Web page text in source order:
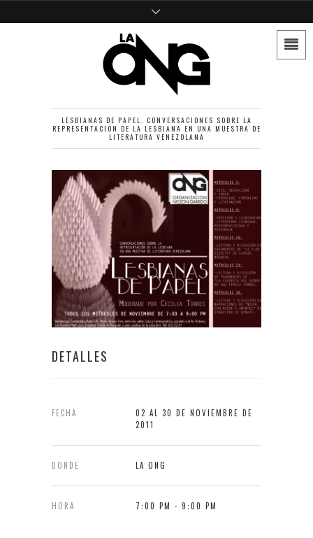
LESBIANAS DE PAPEL. CONVERSACIONES SOBRE LA
REPRESENTACIÓN DE LA LESBIANA EN UNA MUESTRA DE
LITERATURA VENEZOLANA
DETALLES
FECHA
02 AL 30 DE NOVIEMBRE DE
2011
DONDE LA ONG
HORA 7:00 PM - 9:00 PM